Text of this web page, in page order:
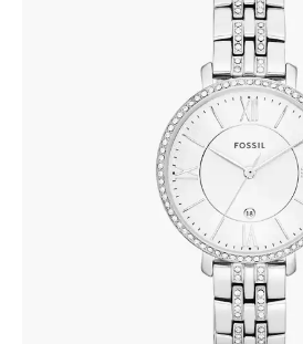
FOSSIL ES3545
00